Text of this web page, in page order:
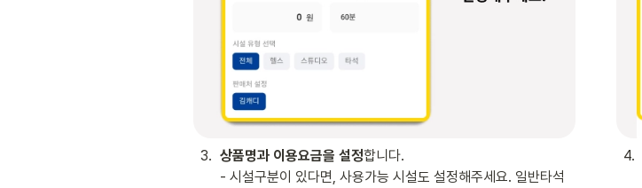
3. 상품명과 이용요금을 설정합니다.
- 시설구분이 있다면, 사용가능 시설도 설정해주세요. 일반타석
4.